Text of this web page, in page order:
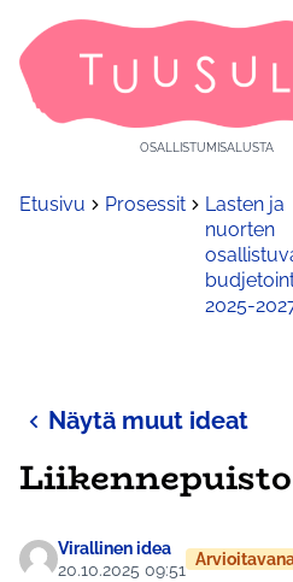
OSALLISTUMISALUSTA
Etusivu Prosessit
Lasten ja
nuorten
2025-
Näytä muut ideat
Virallinen idea
20.10.2025 09:51